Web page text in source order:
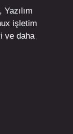
, Yazılım
işletim
ve daha